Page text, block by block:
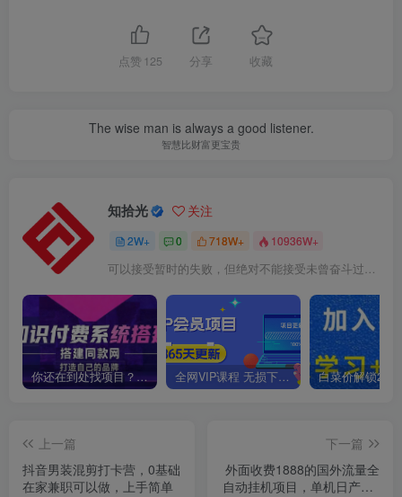
点赞 125 分享 收藏
The wise man is always a good listener.
智慧比财富更宝贵
知拾光 关注
2W+ 0 718W+ 10936W+
可以接受暂时的失败，但绝对不能接受未曾奋斗过的自己
你还在到处找项目？还在当韭菜？我靠卖项目一个月收入5万+，曾经我也是个失败者。 全网VIP课程 无损下载~
上一篇
抖音男装混剪打卡营，0基础
在家兼职可以做，上手简单
下一篇
外面收费1888的国外流量全
自动挂机项目，单机日产10-